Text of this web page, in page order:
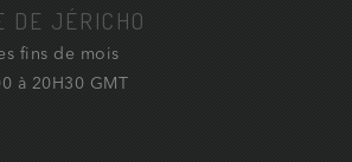
DE JÉRICHO
fins de mois
à 20H30 GMT